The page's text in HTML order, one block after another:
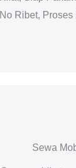
No Ribet,
Sewa